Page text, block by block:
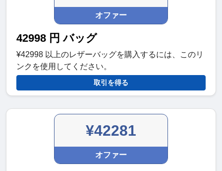
オファー
42998 円 バッグ
¥42998 以上のレザーバッグを購入するには、このリ
ンクを使用してください。
取引を得る
¥42281
オファー